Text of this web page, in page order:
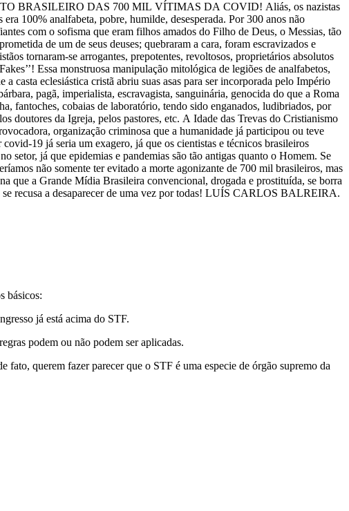
BRASILEIRO DAS 700 MIL VÍTIMAS DA COVID! Aliás, os nazistas
100% analfabeta, pobre, humilde, desesperada. Por 300 anos não
com o sofisma que eram filhos amados do Filho de Deus, o Messias, tão
de um de seus deuses; quebraram a cara, foram escravizados e
tornaram-se arrogantes, prepotentes, revoltosos, proprietários absolutos
Essa monstruosa manipulação mitológica de legiões de analfabetos,
casta eclesiástica cristã abriu suas asas para ser incorporada pelo Império
pagã, imperialista, escravagista, sanguinária, genocida do que a Roma
fantoches, cobaias de laboratório, tendo sido enganados, ludibriados, por
doutores da Igreja, pelos pastores, etc. A Idade das Trevas do Cristianismo
organização criminosa que a humanidade já participou ou teve
19 já seria um exagero, já que os cientistas e técnicos brasileiros
setor, já que epidemias e pandemias são tão antigas quanto o Homem. Se
não somente ter evitado a morte agonizante de 700 mil brasileiros, mas
que a Grande Mídia Brasileira convencional, drogada e prostituída, se borra
de uma vez por todas! LUÍS CARLOS BALREIRA.
básicos:
já está acima do STF.
podem ou não podem ser aplicadas.
querem fazer parecer que o STF é uma especie de órgão supremo da